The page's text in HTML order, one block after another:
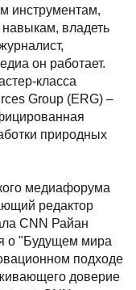
инструментам,
владеть
он работает.
класса
Group (ERG) –
природных
медиафорума
редактор
CNN Райан
о "Будущем мира
подходе
доверие